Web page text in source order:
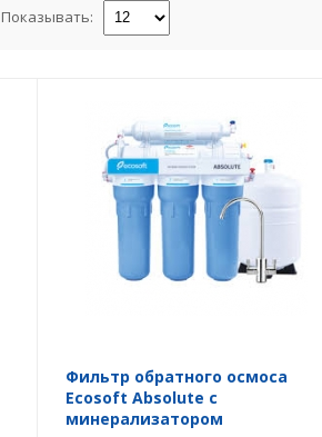
Показывать:
Фильтр обратного осмоса
Ecosoft Absolute с
минерализатором